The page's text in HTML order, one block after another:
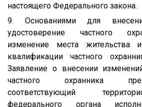
настоящего Федерального закона.
9. Основаниями для
удостоверение частного
изменение места жительства
квалификации частного
Заявление о внесении
частного охранника
соответствующий
федерального органа